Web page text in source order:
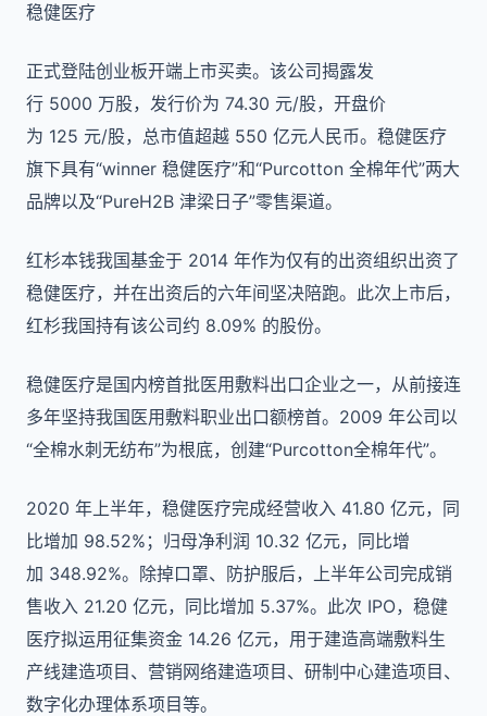
稳健医疗
正式登陆创业板开端上市买卖。该公司揭露发
行 5000 万股，发行价为 74.30 元/股，开盘价
为 125 元/股，总市值超越 550 亿元人民币。稳健医疗
旗下具有“winner 稳健医疗”和“Purcotton 全棉年代”两大
品牌以及“PureH2B 津梁日子”零售渠道。
红杉本钱我国基金于 2014 年作为仅有的出资组织出资了
稳健医疗，并在出资后的六年间坚决陪跑。此次上市后，
红杉我国持有该公司约 8.09% 的股份。
稳健医疗是国内榜首批医用敷料出口企业之一，从前接连
多年坚持我国医用敷料职业出口额榜首。2009 年公司以
“全棉水刺无纺布”为根底，创建“Purcotton全棉年代”。
2020 年上半年，稳健医疗完成经营收入 41.80 亿元，同
比增加 98.52%；归母净利润 10.32 亿元，同比增
加 348.92%。除掉口罩、防护服后，上半年公司完成销
售收入 21.20 亿元，同比增加 5.37%。此次 IPO，稳健
医疗拟运用征集资金 14.26 亿元，用于建造高端敷料生
产线建造项目、营销网络建造项目、研制中心建造项目、
数字化办理体系项目等。